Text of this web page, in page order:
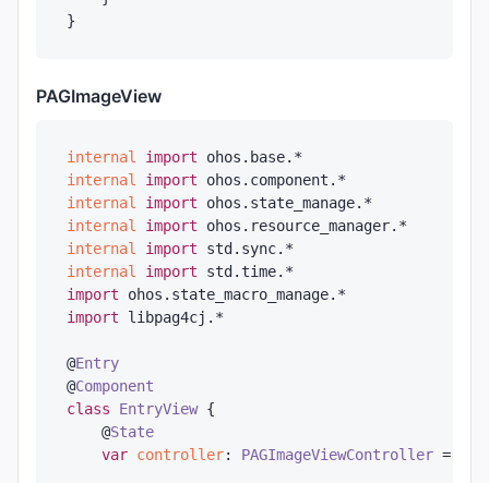
PAGImageView
internal import
ohos.base.*
internal
import
ohos.component.*
internal
import
ohos.state_manage.*
internal
import
ohos.resource_manager.*
internal
import
std.sync.*
internal
import
std.time.*
import
ohos.state_macro_manage.*
import
libpag4cj.*
@Entry
@Component
class
EntryView {
    @
State
var controller: PAGImageViewController =